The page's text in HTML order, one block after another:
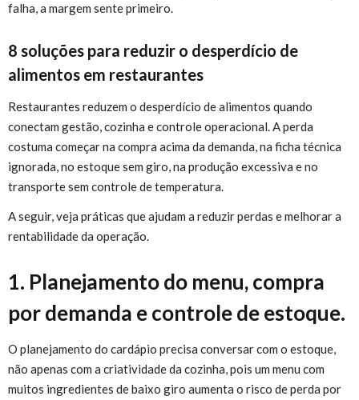
falha, a margem sente primeiro.
8 soluções para reduzir o desperdício de
alimentos em restaurantes
Restaurantes reduzem o desperdício de alimentos quando
conectam gestão, cozinha e controle operacional. A perda
costuma começar na compra acima da demanda, na ficha técnica
ignorada, no estoque sem giro, na produção excessiva e no
transporte sem controle de temperatura.
A seguir, veja práticas que ajudam a reduzir perdas e melhorar a
rentabilidade da operação.
1. Planejamento do menu, compra
por demanda e controle de estoque.
O planejamento do cardápio precisa conversar com o estoque,
não apenas com a criatividade da cozinha, pois um menu com
muitos ingredientes de baixo giro aumenta o risco de perda por